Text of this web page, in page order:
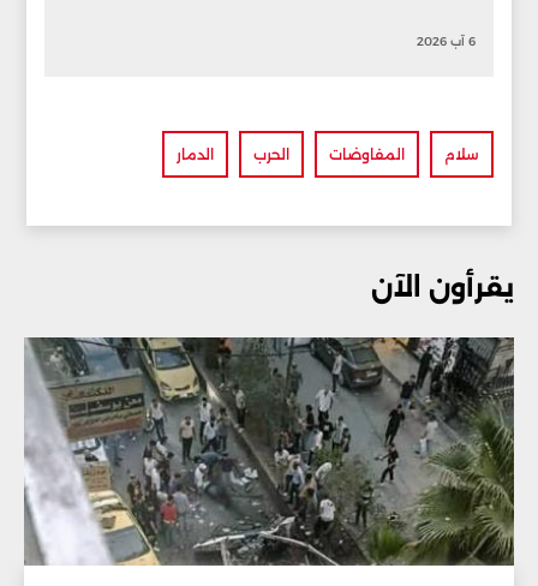
6 آب 2026
سلام المفاوضات الحرب الدمار
يقرأون الآن